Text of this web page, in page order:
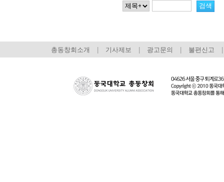
총동창회소개 기사제보 광고문의 불편신고